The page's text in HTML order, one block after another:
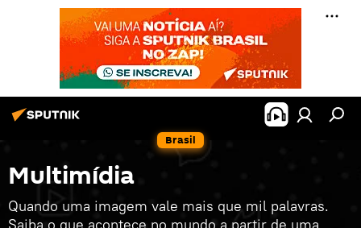
Brasil
Multimídia
Quando uma imagem vale mais que mil palavras.